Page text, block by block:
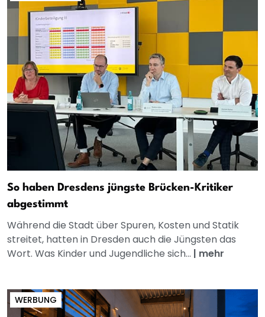
So haben Dresdens jüngste Brücken-Kritiker
abgestimmt
Während die Stadt über Spuren, Kosten und Statik
streitet, hatten in Dresden auch die Jüngsten das
Wort. Was Kinder und Jugendliche sich... | mehr
WERBUNG